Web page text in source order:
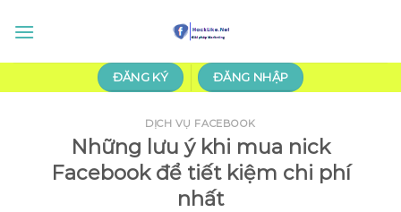
đến
ĐĂNG KÝ ĐĂNG NHẬP
DỊCH VỤ FACEBOOK
Những lưu ý khi mua nick
Facebook để tiết kiệm chi phí
nhất